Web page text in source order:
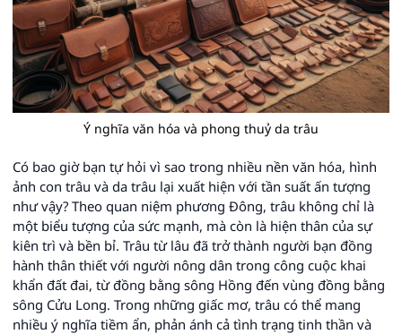
Ý nghĩa văn hóa và phong thuỷ da trâu
Có bao giờ bạn tự hỏi vì sao trong nhiều nền văn hóa, hình
ảnh con trâu và da trâu lại xuất hiện với tần suất ấn tượng
như vậy? Theo quan niệm phương Đông, trâu không chỉ là
một biểu tượng của sức mạnh, mà còn là hiện thân của sự
kiên trì và bền bỉ. Trâu từ lâu đã trở thành người bạn đồng
hành thân thiết với người nông dân trong công cuộc khai
khẩn đất đai, từ đồng bằng sông Hồng đến vùng đồng bằng
sông Cửu Long. Trong những giấc mơ, trâu có thể mang
nhiều ý nghĩa tiềm ẩn, phản ánh cả tình trạng tinh thần và